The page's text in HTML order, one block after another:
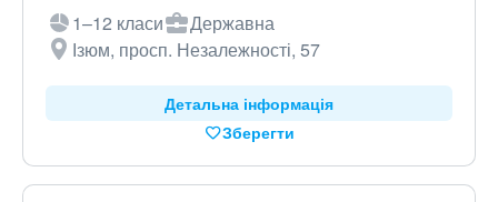
1–12 класи
Державна
Ізюм, просп. Незалежності, 57
Детальна інформація
Зберегти